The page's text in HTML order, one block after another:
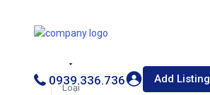
0939.336.736 Add Listing
Loại